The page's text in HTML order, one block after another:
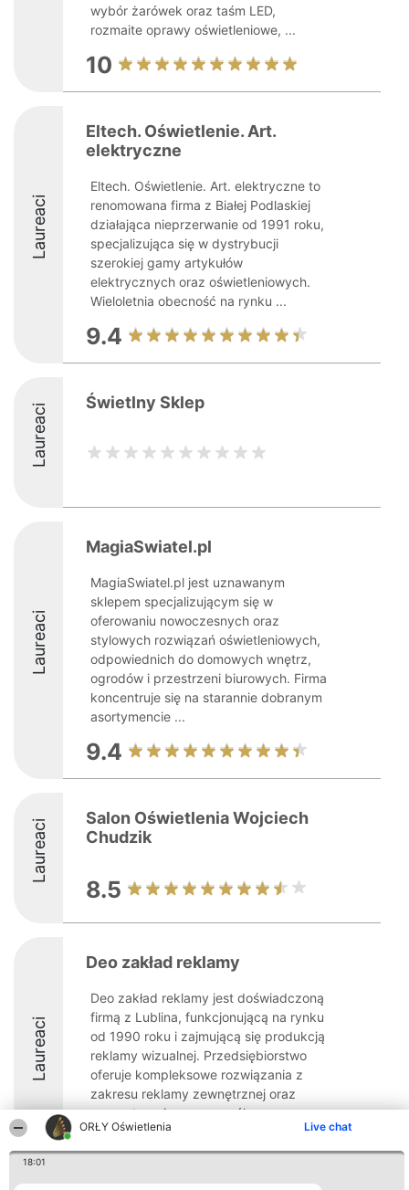
ORŁY Oświetlenia Live chat
18:01
wybór żarówek oraz taśm LED,
rozmaite oprawy oświetleniowe, ...
10
Laureaci
Eltech. Oświetlenie. Art.
elektryczne
Eltech. Oświetlenie. Art. elektryczne to
renomowana firma z Białej Podlaskiej
działająca nieprzerwanie od 1991 roku,
specjalizująca się w dystrybucji
szerokiej gamy artykułów
elektrycznych oraz oświetleniowych.
Wieloletnia obecność na rynku ...
9.4
Laureaci Świetlny Sklep
Laureaci
MagiaSwiatel.pl
MagiaSwiatel.pl jest uznawanym
sklepem specjalizującym się w
oferowaniu nowoczesnych oraz
stylowych rozwiązań oświetleniowych,
odpowiednich do domowych wnętrz,
ogrodów i przestrzeni biurowych. Firma
koncentruje się na starannie dobranym
asortymencie ...
9.4
Laureaci
Salon Oświetlenia Wojciech
Chudzik
8.5
Laureaci
Deo zakład reklamy
Deo zakład reklamy jest doświadczoną
firmą z Lublina, funkcjonującą na rynku
od 1990 roku i zajmującą się produkcją
reklamy wizualnej. Przedsiębiorstwo
oferuje kompleksowe rozwiązania z
zakresu reklamy zewnętrznej oraz
wewnętrznej, ze szczególnym ...
8.9